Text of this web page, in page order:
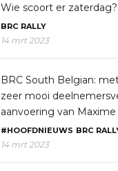
Wie scoort er zaterdag?
BRC RALLY
14 mrt 2023
BRC South Belgian:
zeer mooi
aanvoering van
#HOOFDNIEUWS BRC
14 mrt 2023